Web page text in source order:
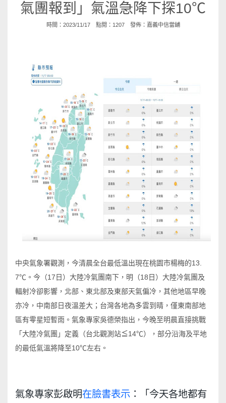
氣團報到」氣溫急降下探10℃
時間：2023/11/17 點閱：1207 發佈： 嘉義中信當舖
中央氣象署觀測，今清晨全台最低溫出現在桃園市楊梅的13.
7℃。今（17日）大陸冷氣團南下，明（18日）大陸冷氣團及
輻射冷卻影響，北部、東北部及東部天氣偏冷，其他地區早晚
亦冷，中南部日夜溫差大；台灣各地為多雲到晴，僅東南部地
區有零星短暫雨。氣象專家吳德榮指出，今晚至明晨直接挑戰
「大陸冷氣團」定義（台北觀測站≦14℃），部分沿海及平地
的最低氣溫將降至10℃左右。
氣象專家彭啟明在臉書表示 ：「今天各地都有